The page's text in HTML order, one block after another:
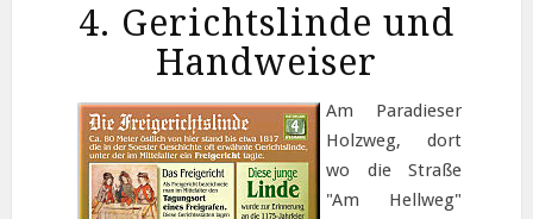
4. Gerichtslinde und
Handweiser
Am Paradieser
Holzweg, dort
wo die Straße
"Am Hellweg"